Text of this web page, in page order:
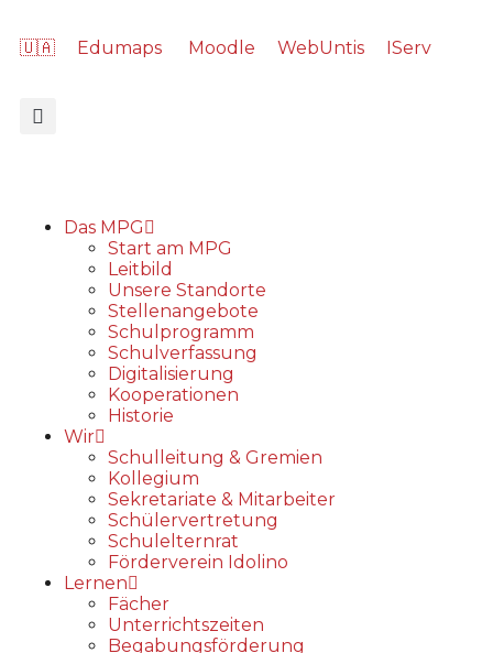
🇺🇦 Edumaps Moodle WebUntis IServ
Das MPG
Start am MPG
Leitbild
Unsere Standorte
Stellenangebote
Schulprogramm
Schulverfassung
Digitalisierung
Kooperationen
Historie
Wir
Schulleitung & Gremien
Kollegium
Sekretariate & Mitarbeiter
Schülervertretung
Schulelternrat
Förderverein Idolino
Lernen
Fächer
Unterrichtszeiten
Begabungs­förderung